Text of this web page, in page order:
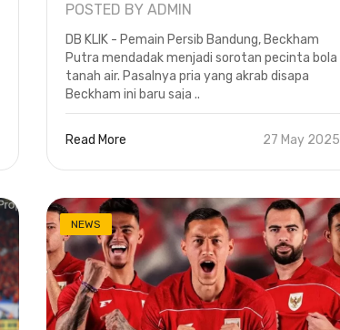
POSTED BY ADMIN
DB KLIK - Pemain Persib Bandung, Beckham
Putra mendadak menjadi sorotan pecinta bola
tanah air. Pasalnya pria yang akrab disapa
Beckham ini baru saja ..
Read More 27 May 2025
NEWS